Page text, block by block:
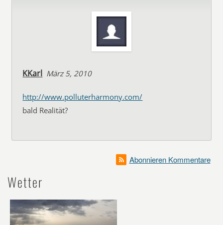
KKarl März 5, 2010
http://www.polluterharmony.com/
bald Realität?
Abonnieren Kommentare
Wetter